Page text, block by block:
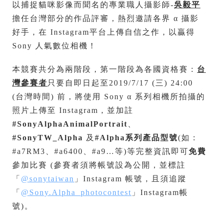
以捕捉貓咪影像而聞名的專業職人攝影師-吳毅平
擔任台灣部分的作品評審，熱烈邀請各界 α 攝影
好手，在 Instagram平台上傳自信之作，以贏得
Sony 人氣數位相機！
本競賽共分為兩階段，第一階段為各國資格賽： 台
灣參賽者 只要自即日起至2019/7/17 (三) 24:00
(台灣時間) 前，將使用 Sony α 系列相機所拍攝的
照片上傳至 Instagram，並加註
#SonyAlphaAnimalPortrait
#SonyTW_Alpha
及 #Alpha 系列產品型號(如：
#a7RM3、#a6400、#a9…等)等完整資訊即可免費
參加比賽 (參賽者須將帳號設為公開，並標註
「 @sonytaiwan 」Instagram 帳號，且須追蹤
「 @Sony.Alpha_photocontest 」Instagram帳
號)。